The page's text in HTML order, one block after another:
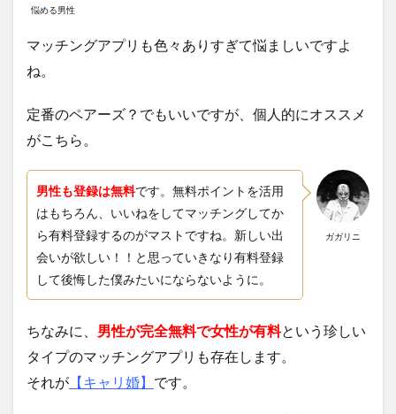
悩める男性
マッチングアプリも色々ありすぎて悩ましいですよ
ね。
定番のペアーズ？でもいいですが、個人的にオススメ
がこちら。
ガガリニ
男性も登録は無料です。無料ポイントを活用
はもちろん、いいねをしてマッチングしてか
ら有料登録するのがマストですね。新しい出
会いが欲しい！！と思っていきなり有料登録
して後悔した僕みたいにならないように。
ちなみに、 男性が完全無料で女性が有料という珍しい
タイプのマッチングアプリも存在します。
それが 【キャリ婚】 です。